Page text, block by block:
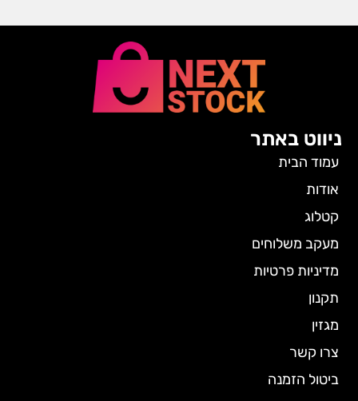
ניווט באתר
עמוד הבית
אודות
קטלוג
מעקב משלוחים
מדיניות פרטיות
תקנון
מגזין
צרו קשר
ביטול הזמנה